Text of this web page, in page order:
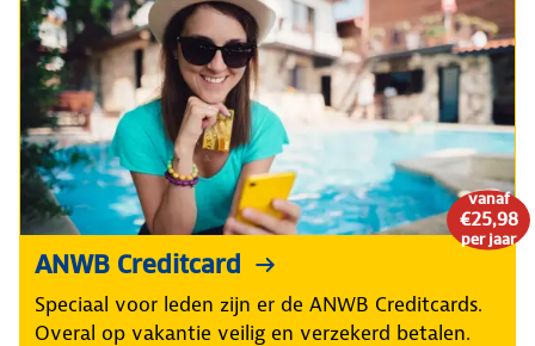
vanaf
€25,98
per jaar
ANWB Creditcard
Speciaal voor leden zijn er de ANWB Creditcards.
Overal op vakantie veilig en verzekerd betalen.